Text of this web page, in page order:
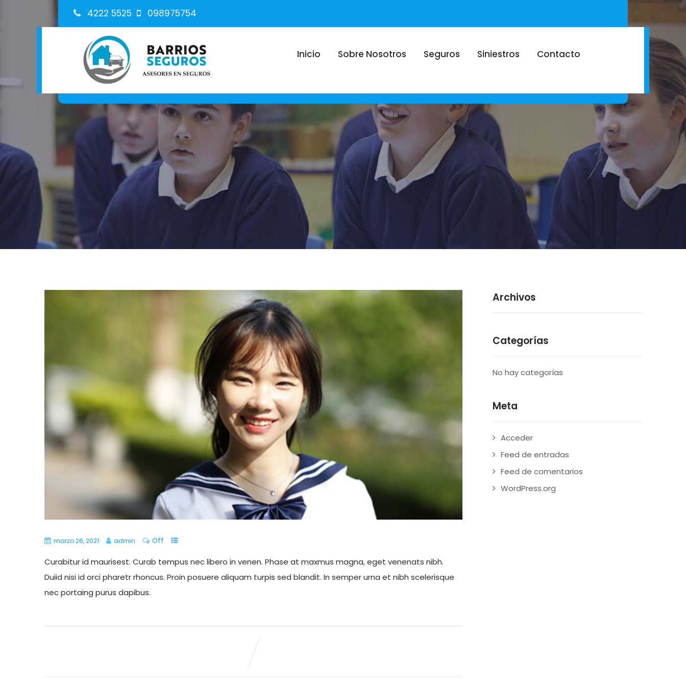
4222 5525 098975754
Inicio Sobre Nosotros Seguros Siniestros Contacto
marzo 26, 2021 admin Off
Curabitur id maurisest. Curab tempus nec libero in venen. Phase at maxmus magna, eget venenats nibh.
Duiid nisi id orci pharetr rhoncus. Proin posuere aliquam turpis sed blandit. In semper urna et nibh scelerisque
nec portaing purus dapibus.
Archivos
Categorías
No hay categorías
Meta
Acceder
Feed de entradas
Feed de comentarios
WordPress.org